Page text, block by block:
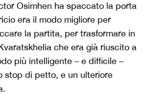
Osimhen ha spaccato la porta
era il modo migliore per
la partita, per trasformare in
che era già riuscito a
più intelligente – e difficile –
stop di petto, e un ulteriore